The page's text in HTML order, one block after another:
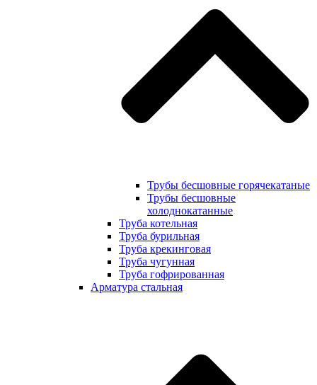
Трубы бесшовные горячекатаные
Трубы бесшовные
холоднокатанные
Труба котельная
Труба бурильная
Труба крекинговая
Труба чугунная
Труба гофрированная
Арматура стальная